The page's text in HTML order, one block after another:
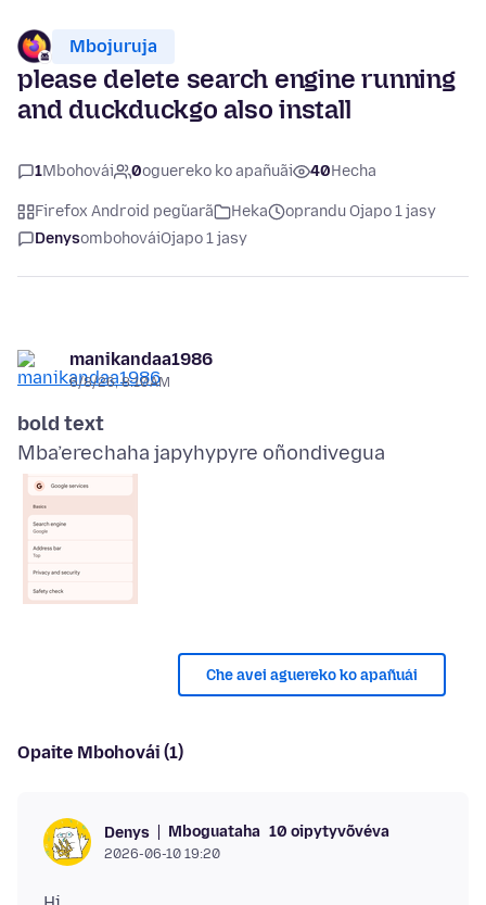
Mbojuruja
please delete search engine running
and duckduckgo also install
1Mbohovái 0oguereko ko apañuãi 40Hecha
Firefox Android peg̃uarã Heka
oprandu Ojapo 1 jasy
DenysombohováiOjapo 1 jasy
manikandaa1986
6/8/26, 8:10 AM
bold text
Mba’erechaha japyhypyre oñondivegua
Che avei aguereko ko apañuái
Opaite Mbohovái (1)
Denys Mboguataha 10 oipytyvõvéva
2026-06-10 19:20